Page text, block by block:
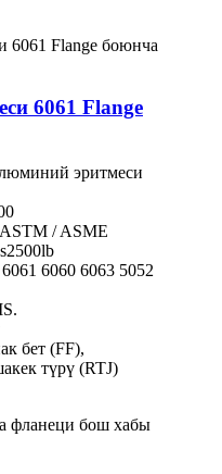
6061 Flange
эритмеси
/ ASME
6060 6063 5052
бет (FF),
түрү (RTJ)